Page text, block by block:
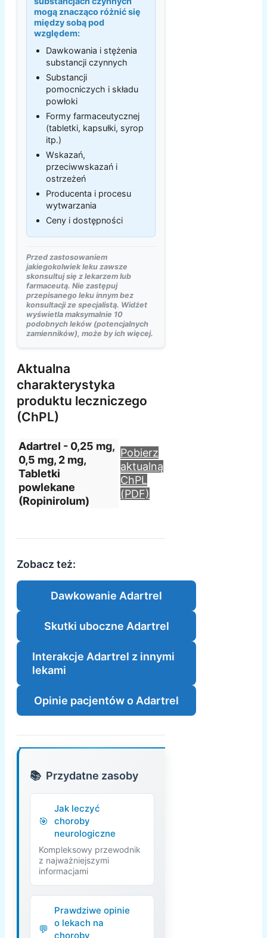
mogą znacząco różnić się
między sobą pod
względem:
Dawkowania i stężenia
substancji czynnych
Substancji
pomocniczych i składu
powłoki
Formy farmaceutycznej
(tabletki, kapsułki, syrop
itp.)
Wskazań,
przeciwwskazań i
ostrzeżeń
Producenta i procesu
wytwarzania
Ceny i dostępności
Przed zastosowaniem
jakiegokolwiek leku zawsze
skonsultuj się z lekarzem lub
farmaceutą. Nie zastępuj
przepisanego leku innym bez
konsultacji ze specjalistą. Widżet
wyświetla maksymalnie 10
podobnych leków (potencjalnych
zamienników), może by ich więcej.
Aktualna
charakterystyka
produktu leczniczego
(ChPL)
Adartrel - 0,25 mg,
0,5 mg, 2 mg,
Tabletki
powlekane
(Ropinirolum)
Pobierz
aktualną
ChPL
(PDF)
Zobacz też:
Dawkowanie Adartrel
Skutki uboczne Adartrel
Interakcje Adartrel z innymi
lekami
Opinie pacjentów o Adartrel
Przydatne zasoby
Jak leczyć
choroby
neurologiczne
Kompleksowy przewodnik
z najważniejszymi
informacjami
Prawdziwe opinie
o lekach na
choroby